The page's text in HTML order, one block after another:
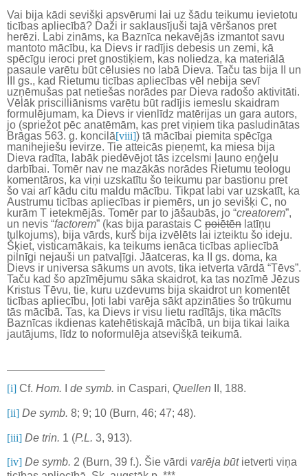
Vai bija kādi sevišķi apsvērumi lai uz šādu teikumu ievietotu
ticības apliecībā? Daži ir saklausījuši tajā vēršanos pret
herēzi. Labi zināms, ka Baznīca nekavējās izmantot savu
mantoto mācību, ka Dievs ir radījis debesis un zemi, kā
spēcīgu ieroci pret gnostiķiem, kas noliedza, ka materiālā
pasaule varētu būt cēlusies no labā Dieva. Taču tas bija II un
III gs., kad Rietumu ticības apliecības vēl nebija sevī
uzņēmušas pat netiešas norādes par Dieva radošo aktivitāti.
Vēlāk priscilliānisms varētu būt radījis iemeslu skaidram
formulējumam, ka Dievs ir vienlīdz matērijas un gara autors,
jo (spriežot pēc anatēmām, kas pret viņiem tika pasludinātas
Brāgas 563. g. koncilā[viii]) tā mācībai piemita spēcīga
manihejiešu ievirze. Tie atteicās pieņemt, ka miesa bija
Dieva radīta, labāk piedēvējot tās izcelsmi ļauno eņģeļu
darbībai. Tomēr nav ne mazākās norādes Rietumu teologu
komentāros, ka viņi uzskatītu šo teikumu par bastionu pret
šo vai arī kādu citu maldu mācību. Tikpat labi var uzskatīt, ka
Austrumu ticības apliecības ir piemērs, un jo sevišķi C, no
kurām T ietekmējās. Tomēr par to jāšaubās, jo “creatorem”,
un nevis “factorem” (kas bija parastais C poiētēn latīņu
tulkojums), bija vārds, kurš bija izvēlēts lai izteiktu šo ideju.
Šķiet, visticamākais, ka teikums ienāca ticības apliecībā
pilnīgi nejauši un patvaļīgi. Jāatceras, ka II gs. doma, ka
Dievs ir universa sākums un avots, tika ietverta vārdā “Tēvs”.
Taču kad šo apzīmējumu sāka skaidrot, ka tas nozīmē Jēzus
Kristus Tēvu, tie, kuru uzdevums bija skaidrot un komentēt
ticības apliecību, ļoti labi varēja sākt apzināties šo trūkumu
tās mācībā. Tas, ka Dievs ir visu lietu radītājs, tika mācīts
Baznīcas ikdienas katehētiskajā mācībā, un bija tikai laika
jautājums, līdz to noformulēja atsevišķā teikumā.
[i] Cf. Hom. de symb. in Caspari, Quellen II, 188.
[ii] De symb. 8; 9; 10 (Burn, 46; 47; 48).
[iii] De trin. 1 (P.L. 3, 913).
[iv] De symb. 2 (Burn, 39 f.). Šie vārdi varēja būtietverti viņa